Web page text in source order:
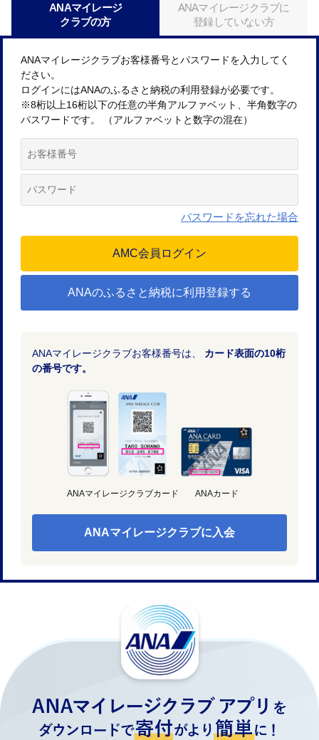
ANAマイレージ
クラブの方
ANAマイレージクラブに
登録していない方
ANAマイレージクラブお客様番号とパスワードを入力してく
ださい。
ログインにはANAのふるさと納税の利用登録が必要です。
※8桁以上16桁以下の任意の半角アルファベット、半角数字の
パスワードです。 （アルファベットと数字の混在）
パスワードを忘れた場合
ANAのふるさと納税に利用登録する
ANAマイレージクラブお客様番号は、 カード表面の10桁
の番号です。
ANAマイレージクラブカード ANAカード
ANAマイレージクラブに入会